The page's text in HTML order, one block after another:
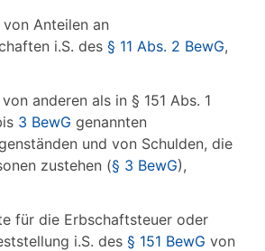
Anteilen an
i.S. des § 11 Abs. 2 BewG,
anderen als in § 151 Abs. 1
3 BewG genannten
und von Schulden, die
zustehen (§ 3 BewG),
für die Erbschaftsteuer oder
i.S. des § 151 BewG von